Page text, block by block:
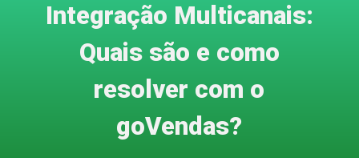
Integração Multicanais:
Quais são e como
resolver com o
goVendas?